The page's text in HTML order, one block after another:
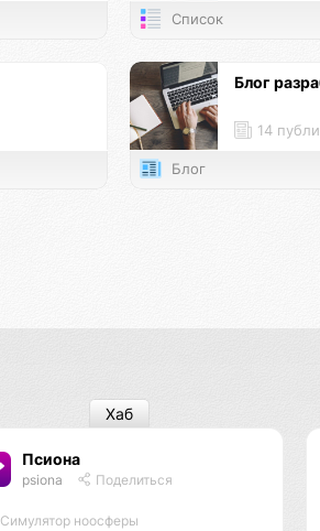
Список
Блог
14
Блог
Псиона
psiona Поделиться
Cимулятор ноосферы
Хаб